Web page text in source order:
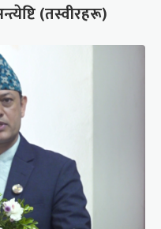
(तस्वीरहरू)